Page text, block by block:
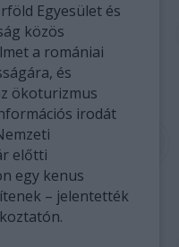
Egyesület és
közös
a romániai
és
ökoturizmus
irodát
előtti
egy kenus
– jelentették